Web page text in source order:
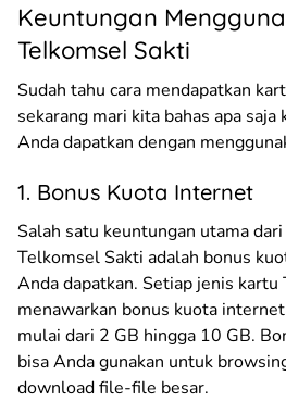
Keuntungan
Telkomsel Sakti
Sudah tahu cara mendapatkan
sekarang mari kita bahas apa
Anda dapatkan dengan
1. Bonus Kuota Internet
Salah satu keuntungan utama
Telkomsel Sakti adalah bonus
Anda dapatkan. Setiap jenis
menawarkan bonus kuota
mulai dari 2 GB hingga 10 GB.
bisa Anda gunakan untuk
download file-file besar.